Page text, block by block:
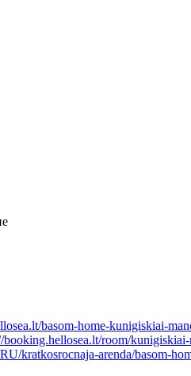
basom-home-kunigiskiai-
booking.hellosea.lt/room/
kratkosrocnaja-arenda/basom-